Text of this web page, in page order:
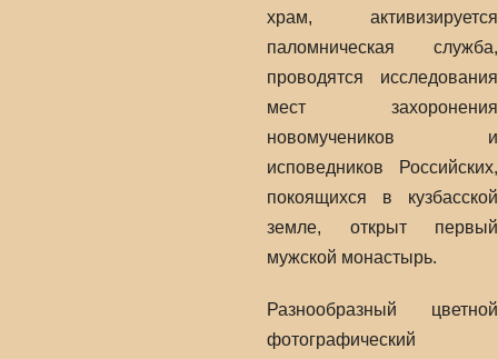
храм, активизируется
паломническая служба,
проводятся исследования
мест захоронения
новомучеников и
исповедников Российских,
покоящихся в кузбасской
земле, открыт первый
мужской монастырь.
Разнообразный цветной
фотографический